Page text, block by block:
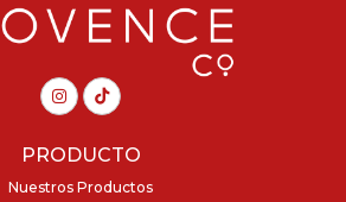
PRODUCTO
Nuestros Productos